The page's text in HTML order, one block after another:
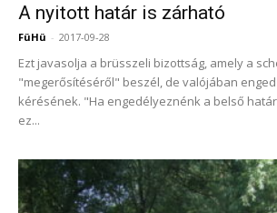
A nyitott határ is zárható
FüHü - 2017-09-28
Ezt javasolja a brüsszeli bizottság, amely a
"megerősítéséről" beszél, de valójában
kérésének. "Ha engedélyeznénk a belső
ez...